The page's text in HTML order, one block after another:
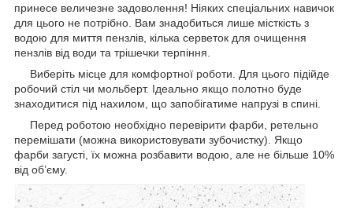
принесе величезне задоволення! Ніяких спеціальних навичок
для цього не потрібно. Вам знадобиться лише місткість з
водою для миття пензлів, кілька серветок для очищення
пензлів від води та трішечки терпіння.
Виберіть місце для комфортної роботи. Для цього підійде
робочий стіл чи мольберт. Ідеально якщо полотно буде
знаходитися під нахилом, що запобігатиме напрузі в спині.
Перед роботою необхідно перевірити фарби, ретельно
перемішати (можна використовувати зубочистку). Якщо
фарби загусті, їх можна розбавити водою, але не більше 10%
від об’єму.